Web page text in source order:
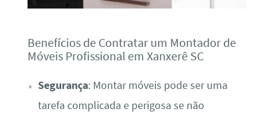
Benefícios de Contratar um Montador de
Móveis Profissional em Xanxerê SC
Segurança: Montar móveis pode ser uma
tarefa complicada e perigosa se não